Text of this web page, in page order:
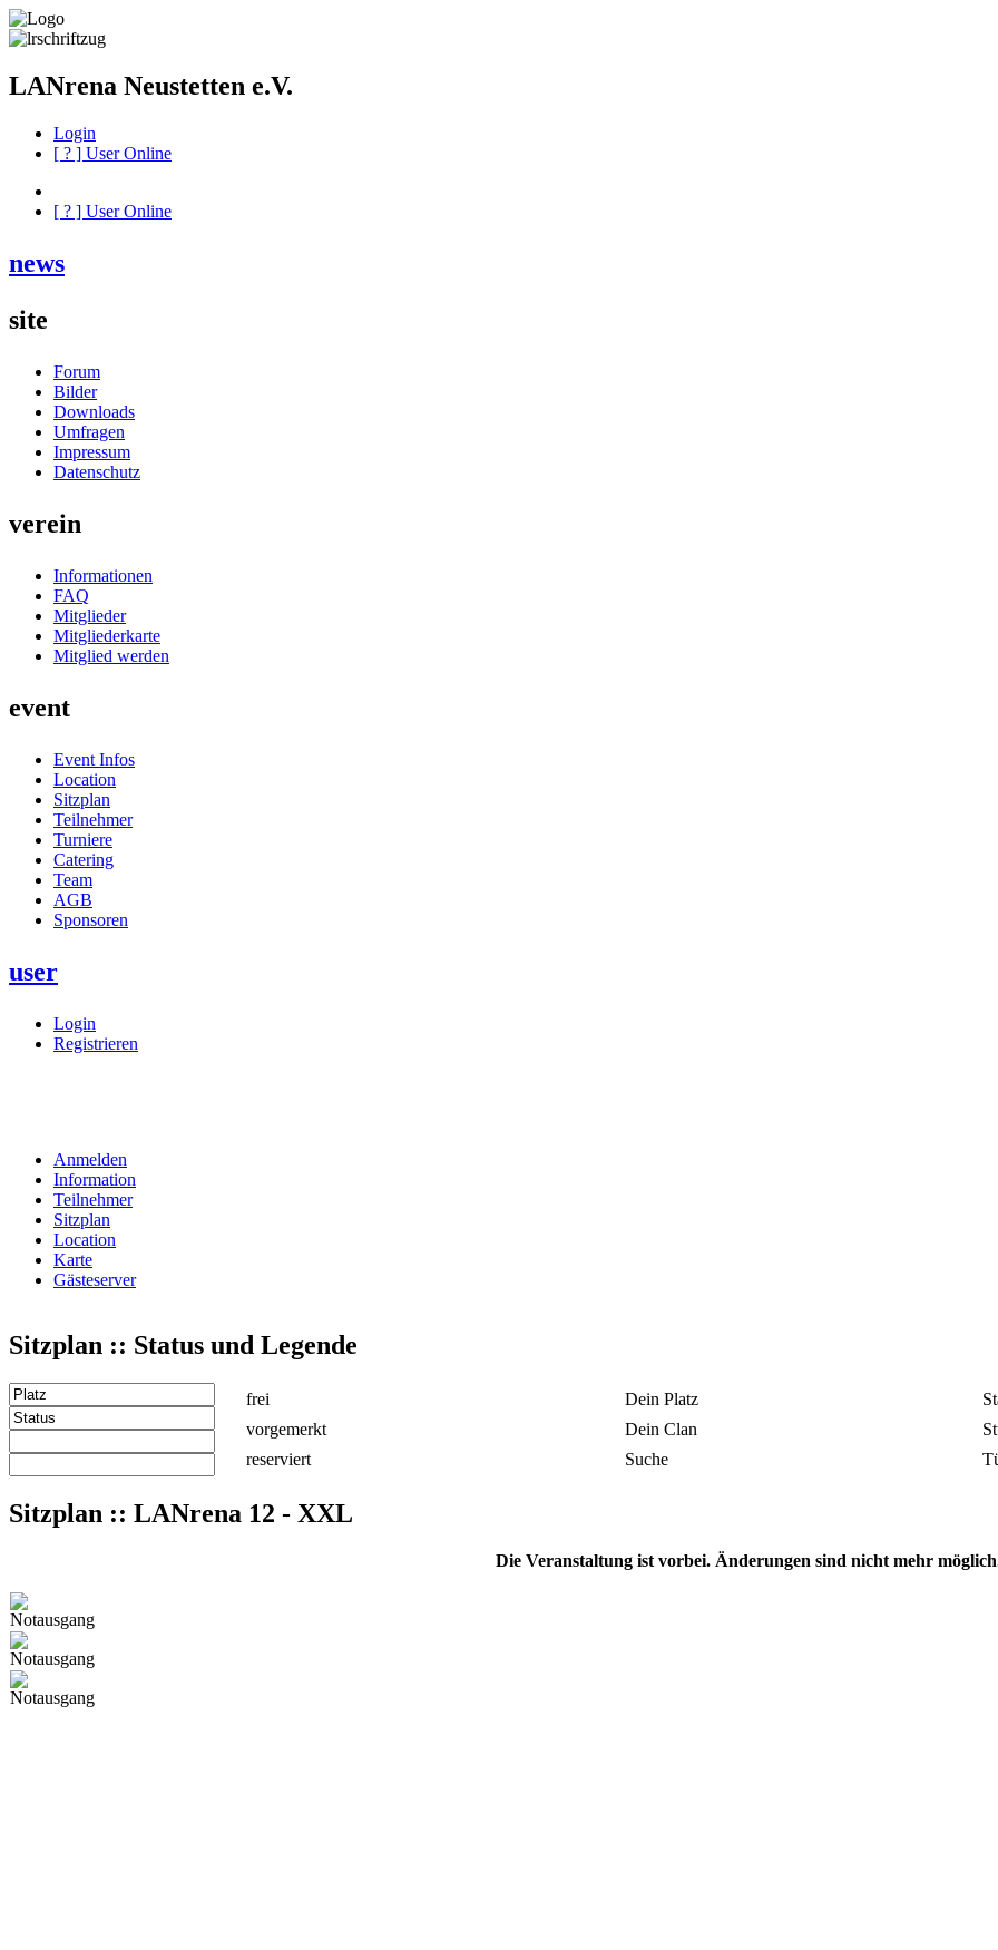
LANrena Neustetten e.V.
Login
[ ? ] User Online
[ ? ] User Online
news
site
Forum
Bilder
Downloads
Umfragen
Impressum
Datenschutz
verein
Informationen
FAQ
Mitglieder
Mitgliederkarte
Mitglied werden
event
Event Infos
Location
Sitzplan
Teilnehmer
Turniere
Catering
Team
AGB
Sponsoren
user
Login
Registrieren
Anmelden
Information
Teilnehmer
Sitzplan
Location
Karte
Gästeserver
Sitzplan :: Status und Legende
frei
vorgemerkt
reserviert
Dein Platz
Dein Clan
Suche
Sitzplan :: LANrena 12 - XXL
Die Veranstaltung ist vorbei. Änderungen sind nicht mehr